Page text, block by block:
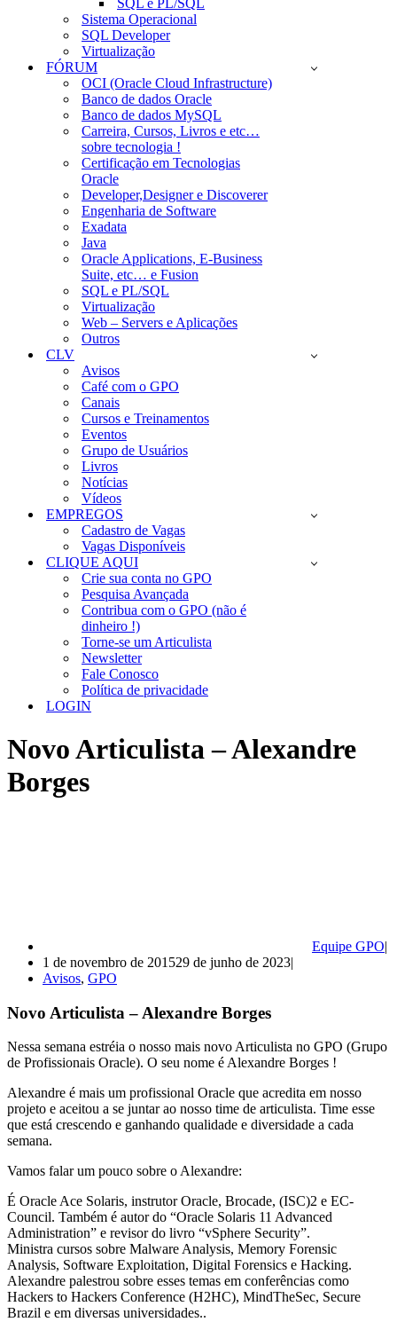
SQL e PL/SQL
Sistema Operacional
SQL Developer
Virtualização
FÓRUM
OCI (Oracle Cloud Infrastructure)
Banco de dados Oracle
Banco de dados MySQL
Carreira, Cursos, Livros e etc…
sobre tecnologia !
Certificação em Tecnologias
Oracle
Developer,Designer e Discoverer
Engenharia de Software
Exadata
Java
Oracle Applications, E-Business
Suite, etc… e Fusion
SQL e PL/SQL
Virtualização
Web – Servers e Aplicações
Outros
CLV
Avisos
Café com o GPO
Canais
Cursos e Treinamentos
Eventos
Grupo de Usuários
Livros
Notícias
Vídeos
EMPREGOS
Cadastro de Vagas
Vagas Disponíveis
CLIQUE AQUI
Crie sua conta no GPO
Pesquisa Avançada
Contribua com o GPO (não é
dinheiro !)
Torne-se um Articulista
Newsletter
Fale Conosco
Política de privacidade
LOGIN
Novo Articulista – Alexandre
Borges
Equipe GPO
1 de novembro de 201529 de junho de 2023
Avisos, GPO
Novo Articulista – Alexandre Borges
Nessa semana estréia o nosso mais novo Articulista no GPO (Grupo
de Profissionais Oracle). O seu nome é Alexandre Borges !
Alexandre é mais um profissional Oracle que acredita em nosso
projeto e aceitou a se juntar ao nosso time de articulista. Time esse
que está crescendo e ganhando qualidade e diversidade a cada
semana.
Vamos falar um pouco sobre o Alexandre:
É Oracle Ace Solaris, instrutor Oracle, Brocade, (ISC)2 e EC-
Council. Também é autor do “Oracle Solaris 11 Advanced
Administration” e revisor do livro “vSphere Security”.
Ministra cursos sobre Malware Analysis, Memory Forensic
Analysis, Software Exploitation, Digital Forensics e Hacking.
Alexandre palestrou sobre esses temas em conferências como
Hackers to Hackers Conference (H2HC), MindTheSec, Secure
Brazil e em diversas universidades..